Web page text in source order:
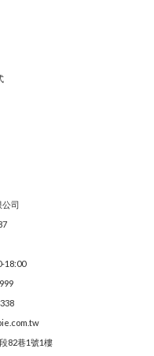
公司
18:00
82巷1號1樓